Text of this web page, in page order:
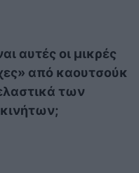
αυτές οι μικρές
από καουτσούκ
των